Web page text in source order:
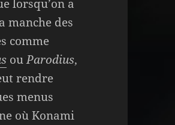
lorsqu’on a
manche des
comme
ouParodius,
rendre
menus
où Konami